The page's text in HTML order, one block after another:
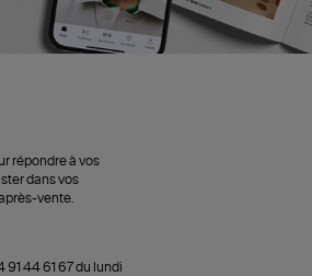
répondre à vos
dans vos
vente.
44 61 67 du lundi